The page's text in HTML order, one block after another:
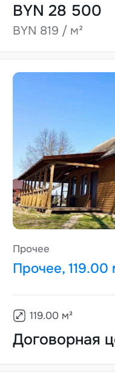
BYN 28 500
BYN 819 / м²
Прочее
Прочее, 119.00
119.00м²
Договорная